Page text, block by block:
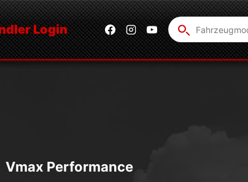
Login
Fahrzeug
suchen
Vmax Performance